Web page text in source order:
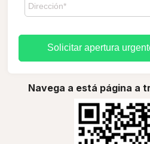
Solicitar apertura
Navega a está página a